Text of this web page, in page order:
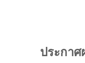
ประกา